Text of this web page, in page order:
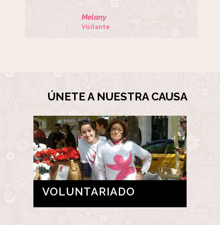
Melany
Visitante
ÚNETE A NUESTRA CAUSA
VOLUNTARIADO